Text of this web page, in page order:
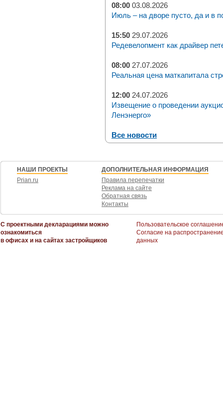
08:00 03.08.2026
Июль – на дворе пусто, да и в
15:50 29.07.2026
Редевелопмент как драйвер
08:00 27.07.2026
Реальная цена маткапитала
12:00 24.07.2026
Извещение о проведении
Ленэнерго»
Все новости
НАШИ ПРОЕКТЫ
Prian.ru
ДОПОЛНИТЕЛЬНАЯ ИНФОРМАЦИЯ
Правила перепечатки
Реклама на сайте
Обратная связь
Контакты
С проектными декларациями можно
ознакомиться
в офисах и на сайтах застройщиков
Пользовательское
Согласие на
данных